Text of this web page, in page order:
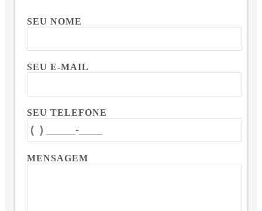
SEU NOME
SEU E-MAIL
SEU TELEFONE
MENSAGEM